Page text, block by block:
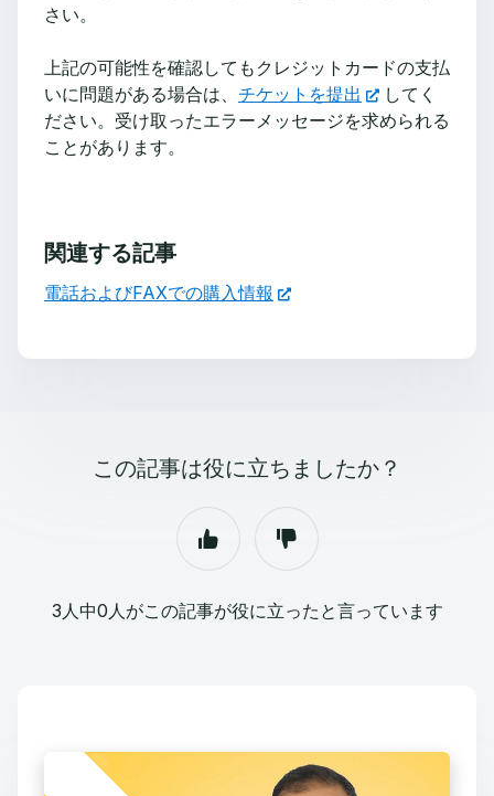
さい。
上記の可能性を確認してもクレジットカードの支払
いに問題がある場合は、 チケットを提出
してく
ださい。受け取ったエラーメッセージを求められる
ことがあります。
関連する記事
電話およびFAXでの購入情報
この記事は役に立ちましたか？
3人中0人がこの記事が役に立ったと言っています